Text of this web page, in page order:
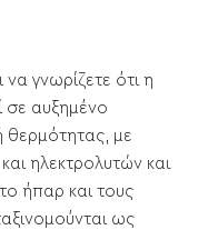
γνωρίζετε ότι η
σε αυξημένο
θερμότητας, με
ηλεκτρολυτών και
ήπαρ και τους
ως